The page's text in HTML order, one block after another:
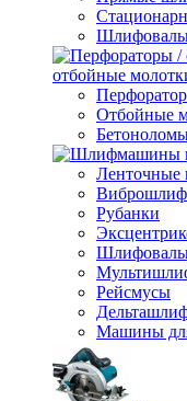
отбойные
Отбойные
Рубанки
Рейсмусы
Машины